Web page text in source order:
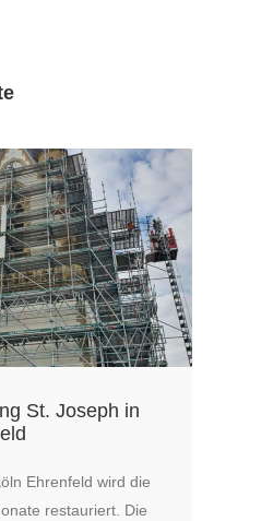
St. Joseph in
Ehrenfeld wird die
restauriert. Die